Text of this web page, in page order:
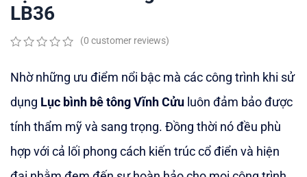
LB36
out
of
based
on
customer
ratings
(0 customer reviews)
Nhờ những ưu điểm nổi bậc mà các công trình khi sử
dụng Lục bình bê tông Vĩnh Cửu luôn đảm bảo được
tính thẩm mỹ và sang trọng. Đồng thời nó đều phù
hợp với cả lối phong cách kiến trúc cổ điển và hiện